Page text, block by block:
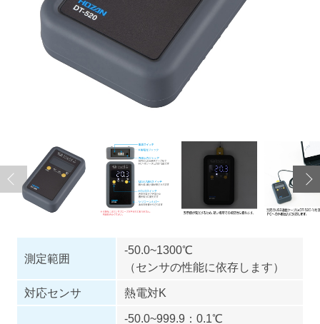
測定範囲
-50.0~1300℃
（センサの性能に依存します）
対応センサ
熱電対K
-50.0~999.9：0.1℃